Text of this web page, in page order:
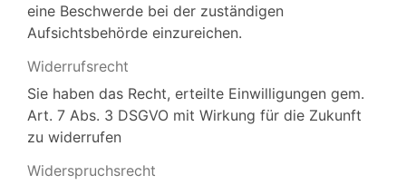
eine Beschwerde bei der zuständigen
Aufsichtsbehörde einzureichen.
Widerrufsrecht
Sie haben das Recht, erteilte Einwilligungen gem.
Art. 7 Abs. 3 DSGVO mit Wirkung für die Zukunft
zu widerrufen
Widerspruchsrecht